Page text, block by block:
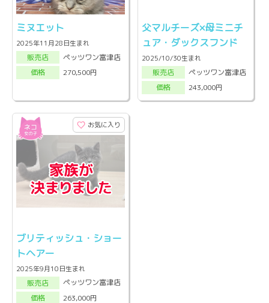
ミヌエット
2025年11月28日生まれ
販売店
ペッツワン富津店
価格
270,500円
父マルチーズ×母ミニチ
ュア・ダックスフンド
2025/10/30生まれ
販売店
ペッツワン富津店
価格
243,000円
お気に入り
ブリティッシュ・ショー
トヘアー
2025年9月10日生まれ
販売店
ペッツワン富津店
価格
263,000円